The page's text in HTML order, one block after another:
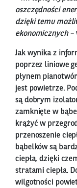
oszczędności
dzięki temu
ekonomicznych–
Jak wynika z
poprzez liniowe
płynem
jest powietrze.
są dobrym
zamknięte w
krążyć w
przenoszenie
bąbelków są
ciepła, dzięki
stratami ciepła.
wilgotności